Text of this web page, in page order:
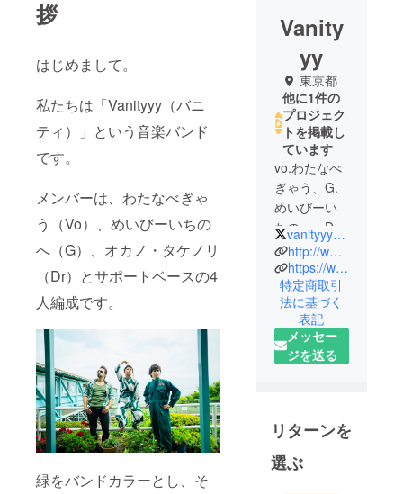
拶
はじめまして。
私たちは「Vanityyy（バニ
ティ）」という音楽バンド
です。
メンバーは、わたなべぎゃ
う（Vo）、めいびーいちの
へ（G）、オカノ・タケノリ
（Dr）とサポートベースの4
人編成です。
緑をバンドカラーとし、そ
Vanity
yy
東京都
他に1件の
プロジェク
トを掲載し
ています
vo.わたなべ
ぎゃう、G.
めいびーい
ちのへ、Dr.
オカノ・タ
ケノリから
なる緑のBBA
パンクバン
ド。「いく
つになって
もかわい
てきです」
を合言葉に
踊って騒い
vanityyy_info
http://www.vanityyy.com
https://www.facebook.com/vanityyyjp
特定商取引
法に基づく
表記
メッセー
ジを送る
リターンを
選ぶ